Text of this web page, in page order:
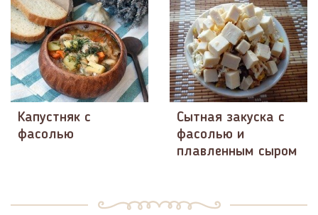
Капустняк с
фасолью
Сытная закуска с
фасолью и
плавленным сыром